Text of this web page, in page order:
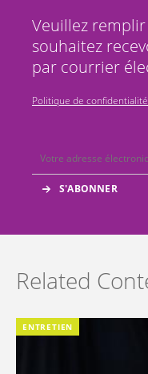
Veuillez
souhaitez
par courrier
Politique de confidentialité
Related
ENTRETIEN